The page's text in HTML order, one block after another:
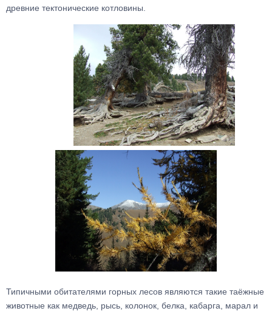
древние тектонические котловины.
Типичными обитателями горных лесов являются такие таёжные
животные как медведь, рысь, колонок, белка, кабарга, марал и